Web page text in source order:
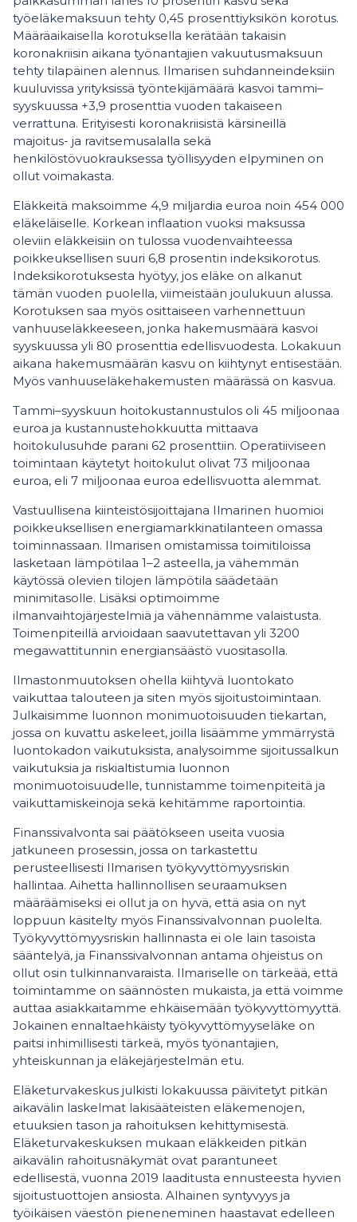
työeläkemaksuun tehty 0,45 prosenttiyksikön korotus.
Määräaikaisella korotuksella kerätään takaisin
koronakriisin aikana työnantajien vakuutusmaksuun
tehty tilapäinen alennus. Ilmarisen suhdanneindeksiin
kuuluvissa yrityksissä työntekijämäärä kasvoi tammi–
syyskuussa +3,9 prosenttia vuoden takaiseen
verrattuna. Erityisesti koronakriisistä kärsineillä
majoitus- ja ravitsemusalalla sekä
henkilöstövuokrauksessa työllisyyden elpyminen on
ollut voimakasta.
Eläkkeitä maksoimme 4,9 miljardia euroa noin 454 000
eläkeläiselle. Korkean inflaation vuoksi maksussa
oleviin eläkkeisiin on tulossa vuodenvaihteessa
poikkeuksellisen suuri 6,8 prosentin indeksikorotus.
Indeksikorotuksesta hyötyy, jos eläke on alkanut
tämän vuoden puolella, viimeistään joulukuun alussa.
Korotuksen saa myös osittaiseen varhennettuun
vanhuuseläkkeeseen, jonka hakemusmäärä kasvoi
syyskuussa yli 80 prosenttia edellisvuodesta. Lokakuun
aikana hakemusmäärän kasvu on kiihtynyt entisestään.
Myös vanhuuseläkehakemusten määrässä on kasvua.
Tammi–syyskuun hoitokustannustulos oli 45 miljoonaa
euroa ja kustannustehokkuutta mittaava
hoitokulusuhde parani 62 prosenttiin. Operatiiviseen
toimintaan käytetyt hoitokulut olivat 73 miljoonaa
euroa, eli 7 miljoonaa euroa edellisvuotta alemmat.
Vastuullisena kiinteistösijoittajana Ilmarinen huomioi
poikkeuksellisen energiamarkkinatilanteen omassa
toiminnassaan. Ilmarisen omistamissa toimitiloissa
lasketaan lämpötilaa 1–2 asteella, ja vähemmän
käytössä olevien tilojen lämpötila säädetään
minimitasolle. Lisäksi optimoimme
ilmanvaihtojärjestelmiä ja vähennämme valaistusta.
Toimenpiteillä arvioidaan saavutettavan yli 3200
megawattitunnin energiansäästö vuositasolla.
Ilmastonmuutoksen ohella kiihtyvä luontokato
vaikuttaa talouteen ja siten myös sijoitustoimintaan.
Julkaisimme luonnon monimuotoisuuden tiekartan,
jossa on kuvattu askeleet, joilla lisäämme ymmärrystä
luontokadon vaikutuksista, analysoimme sijoitussalkun
vaikutuksia ja riskialtistumia luonnon
monimuotoisuudelle, tunnistamme toimenpiteitä ja
vaikuttamiskeinoja sekä kehitämme raportointia.
Finanssivalvonta sai päätökseen useita vuosia
jatkuneen prosessin, jossa on tarkastettu
perusteellisesti Ilmarisen työkyvyttömyysriskin
hallintaa. Aihetta hallinnollisen seuraamuksen
määräämiseksi ei ollut ja on hyvä, että asia on nyt
loppuun käsitelty myös Finanssivalvonnan puolelta.
Työkyvyttömyysriskin hallinnasta ei ole lain tasoista
sääntelyä, ja Finanssivalvonnan antama ohjeistus on
ollut osin tulkinnanvaraista. Ilmariselle on tärkeää, että
toimintamme on säännösten mukaista, ja että voimme
auttaa asiakkaitamme ehkäisemään työkyvyttömyyttä.
Jokainen ennaltaehkäisty työkyvyttömyyseläke on
paitsi inhimillisesti tärkeä, myös työnantajien,
yhteiskunnan ja eläkejärjestelmän etu.
Eläketurvakeskus julkisti lokakuussa päivitetyt pitkän
aikavälin laskelmat lakisääteisten eläkemenojen,
etuuksien tason ja rahoituksen kehittymisestä.
Eläketurvakeskuksen mukaan eläkkeiden pitkän
aikavälin rahoitusnäkymät ovat parantuneet
edellisestä, vuonna 2019 laaditusta ennusteesta hyvien
sijoitustuottojen ansiosta. Alhainen syntyvyys ja
työikäisen väestön pieneneminen haastavat edelleen